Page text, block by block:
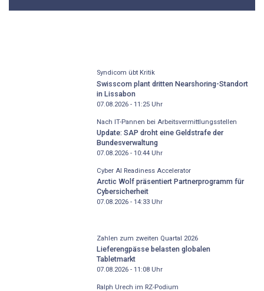
Syndicom übt Kritik
Swisscom plant dritten Nearshoring-Standort
in Lissabon
07.08.2026 - 11:25Uhr
Nach IT-Pannen bei Arbeitsvermittlungsstellen
Update: SAP droht eine Geldstrafe der
Bundesverwaltung
07.08.2026 - 10:44Uhr
Cyber AI Readiness Accelerator
Arctic Wolf präsentiert Partnerprogramm für
Cybersicherheit
07.08.2026 - 14:33Uhr
Zahlen zum zweiten Quartal 2026
Lieferengpässe belasten globalen
Tabletmarkt
07.08.2026 - 11:08Uhr
Ralph Urech im RZ-Podium